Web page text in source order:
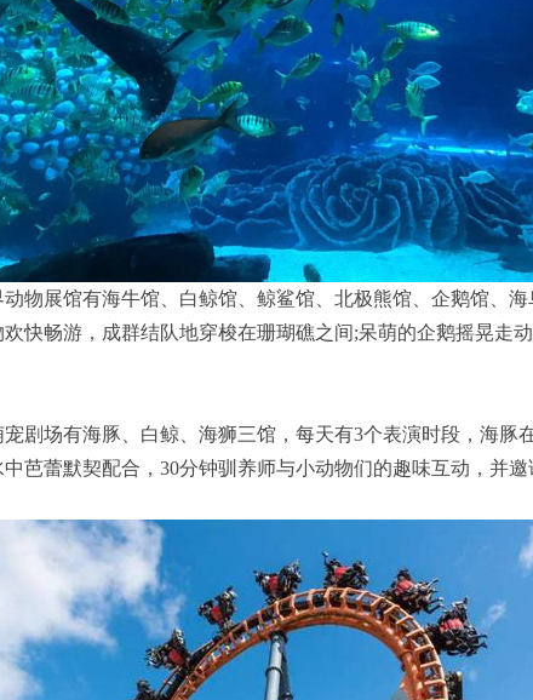
物展馆有海牛馆、白鲸馆、鲸鲨馆、北极熊馆、企鹅馆、
快畅游，成群结队地穿梭在珊瑚礁之间;呆萌的企鹅摇晃走
剧场有海豚、白鲸、海狮三馆，每天有3个表演时段，海豚
芭蕾默契配合，30分钟驯养师与小动物们的趣味互动，并